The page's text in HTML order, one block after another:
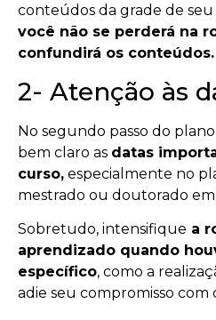
conteúdos da grade de seu
você não se perderá na
confundirá os conteúdos.
2- Atenção às
No segundo passo do
bem claro as datas
curso, especialmente no
mestrado ou doutorado em
Sobretudo, intensifique a
aprendizado quando
específico, como a
adie seu compromisso com